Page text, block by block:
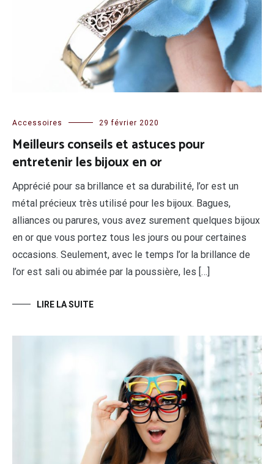
Accessoires 29 février 2020
Meilleurs conseils et astuces pour
entretenir les bijoux en or
Apprécié pour sa brillance et sa durabilité, l’or est un
métal précieux très utilisé pour les bijoux. Bagues,
alliances ou parures, vous avez surement quelques bijoux
en or que vous portez tous les jours ou pour certaines
occasions. Seulement, avec le temps l’or la brillance de
l’or est sali ou abimée par la poussière, les […]
LIRE LA SUITE